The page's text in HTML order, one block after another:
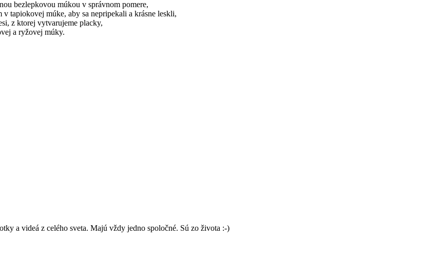
bezlepkovou múkou v správnom pomere,
tapiokovej múke, aby sa nepripekali a krásne leskli,
z ktorej vytvarujeme placky,
a ryžovej múky.
a videá z celého sveta. Majú vždy jedno spoločné. Sú zo života :-)